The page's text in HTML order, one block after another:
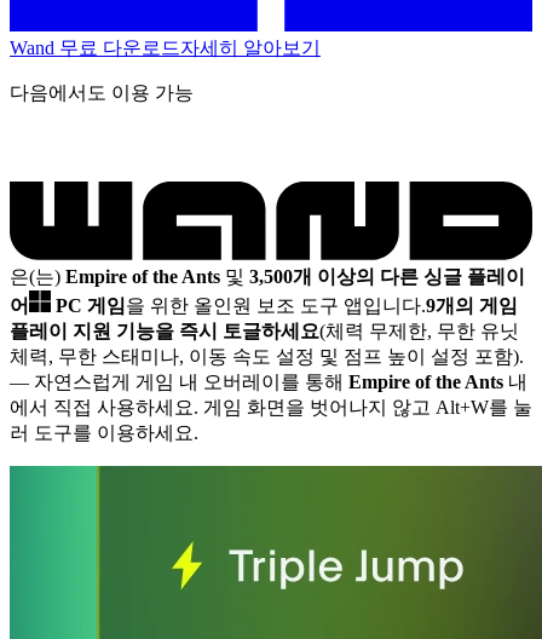
Wand 무료 다운로드자세히 알아보기
다음에서도 이용 가능
은(는) Empire of the Ants 및 3,500개 이상의 다른 싱글 플레이
어
PC 게임을 위한 올인원 보조 도구 앱입니다.9개의 게임
플레이 지원 기능을 즉시 토글하세요(체력 무제한, 무한 유닛
체력, 무한 스태미나, 이동 속도 설정 및 점프 높이 설정 포함).
— 자연스럽게 게임 내 오버레이를 통해 Empire of the Ants 내
에서 직접 사용하세요. 게임 화면을 벗어나지 않고 Alt+W를 눌
러 도구를 이용하세요.